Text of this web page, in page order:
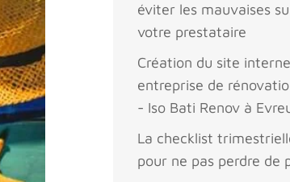
éviter les mauvaises
votre prestataire
Création du site
entreprise de
- Iso Bati Renov à
La checklist
pour ne pas perdre de